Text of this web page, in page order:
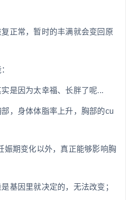
正常，暂时的丰满就会变回原
是因为太幸福、长胖了呢...
，身体体脂率上升，胸部的cu
娠期变化以外，真正能够影响胸
基因里就决定的，无法改变；